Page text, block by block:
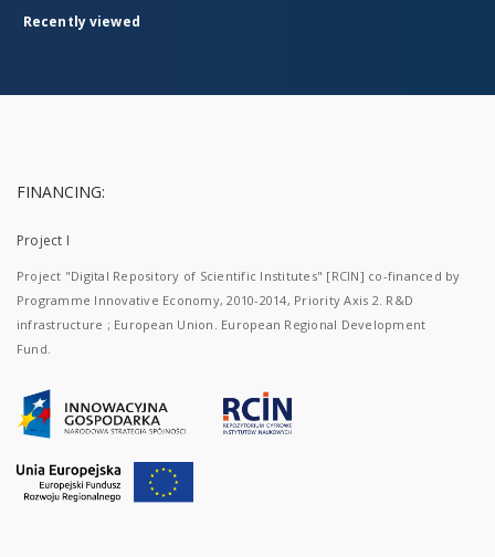
Recently viewed
FINANCING:
Project I
Project "Digital Repository of Scientific Institutes" [RCIN] co-financed by
Programme Innovative Economy, 2010-2014, Priority Axis 2. R&D
infrastructure ; European Union. European Regional Development
Fund.